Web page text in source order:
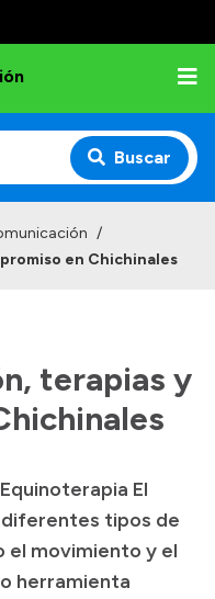
Buscar
/
en Chichinales
terapias y
El
tipos de
el movimiento y el
herramienta